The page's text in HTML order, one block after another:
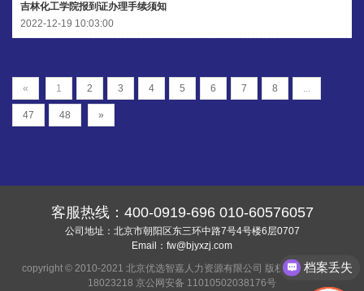
吉林化工学院报到证办理手续须知
2022-12-19 10:03:00
« 1 2 3 4 5 6 7 8 ...
47 48 »
客服热线： 400-0919-696 010-60576057
公司地址：北京市朝阳区东三环中路7号4号楼6层0707
Email： fw@bjyxzj.com
copyright © 2010-2021 北京优选智嘉人力资源有限公司 版权所有京ICP备
18023218 京公网安备 11010502038176号
档案丢失